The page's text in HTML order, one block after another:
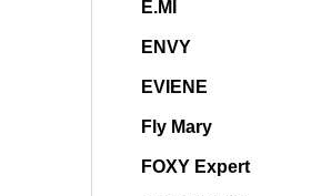
E.MI
ENVY
EVIENE
Fly Mary
FOXY Expert